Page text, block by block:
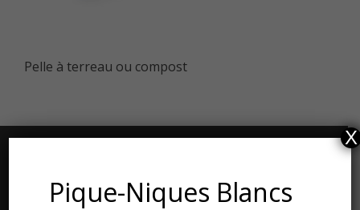
Pelle à terreau ou compost
Pique-Niques Blancs
X